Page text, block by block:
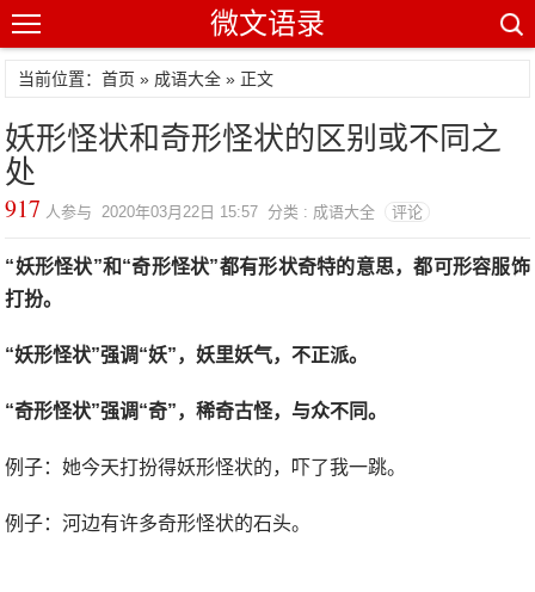
微文语录
当前位置：首页 » 成语大全 » 正文
妖形怪状和奇形怪状的区别或不同之
处
917 人参与 2020年03月22日 15:57 分类 : 成语大全 评论
“妖形怪状”和“奇形怪状”都有形状奇特的意思，都可形容服饰
打扮。
“妖形怪状”强调“妖”，妖里妖气，不正派。
“奇形怪状”强调“奇”，稀奇古怪，与众不同。
例子：她今天打扮得妖形怪状的，吓了我一跳。
例子：河边有许多奇形怪状的石头。